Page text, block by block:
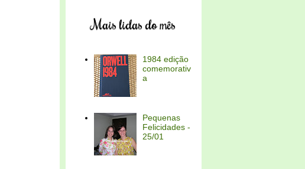
Mais lidas do mês
1984 edição
comemorativ
a
Pequenas
Felicidades -
25/01